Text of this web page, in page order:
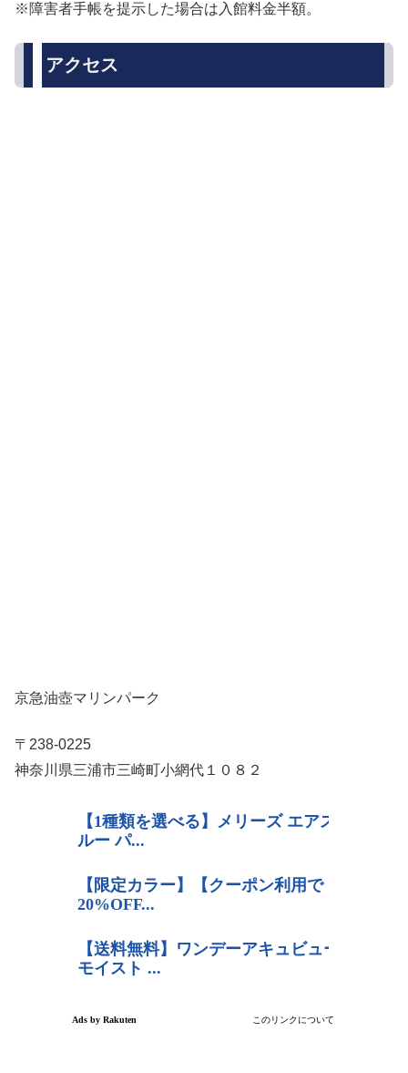
※障害者手帳を提示した場合は入館料金半額。
アクセス
京急油壺マリンパーク
〒238-0225
神奈川県三浦市三崎町小網代１０８２